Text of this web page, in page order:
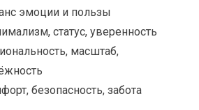
эмоции и пользы
статус, уверенность
масштаб,
безопасность, забота